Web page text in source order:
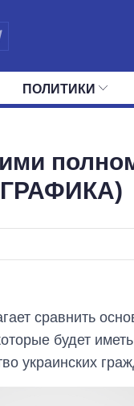
ПОЛИТИКИ
сравнить
будет иметь
украинских